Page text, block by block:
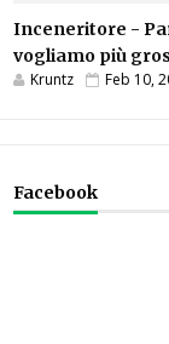
Inceneritore -
vogliamo più
Kruntz Feb 10,
Facebook